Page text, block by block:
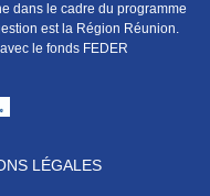
dans le cadre du programme
est la Région Réunion.
le fonds FEDER
LÉGALES